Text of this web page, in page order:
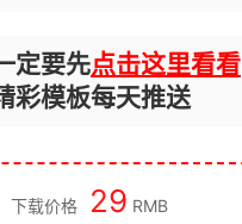
定要先点击这里看看
彩模板每天推送
下载价格 29 RMB